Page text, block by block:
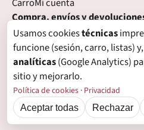
CarroMi cuenta
Compra, envíos y
Condiciones de compraFormas
Plazos de entregaDevoluciones
Legal
Aviso legalPrivacidad
Política de cookiesPreferencias
© Grupo Crisol, 2026 — IBECOTEL,
Usamos cookiestécnicas
funcione (sesión, carro, listas)
analíticas(Google Analytics)
sitio y mejorarlo.
Política de cookies · Privacidad
Aceptar todas Rechazar